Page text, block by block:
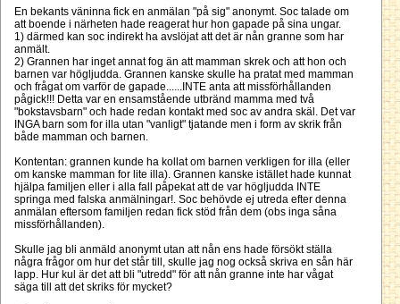
En bekants väninna fick en anmälan "på sig" anonymt. Soc talade om
att boende i närheten hade reagerat hur hon gapade på sina ungar.
1) därmed kan soc indirekt ha avslöjat att det är nån granne som har
anmält.
2) Grannen har inget annat fog än att mamman skrek och att hon och
barnen var högljudda. Grannen kanske skulle ha pratat med mamman
och frågat om varför de gapade......INTE anta att missförhållanden
pågick!!! Detta var en ensamstående utbränd mamma med två
"bokstavsbarn" och hade redan kontakt med soc av andra skäl. Det var
INGA barn som for illa utan "vanligt" tjatande men i form av skrik från
både mamman och barnen.
Kontentan: grannen kunde ha kollat om barnen verkligen for illa (eller
om kanske mamman for lite illa). Grannen kanske istället hade kunnat
hjälpa familjen eller i alla fall påpekat att de var högljudda INTE
springa med falska anmälningar!. Soc behövde ej utreda efter denna
anmälan eftersom familjen redan fick stöd från dem (obs inga såna
missförhållanden).
Skulle jag bli anmäld anonymt utan att nån ens hade försökt ställa
några frågor om hur det står till, skulle jag nog också skriva en sån här
lapp. Hur kul är det att bli "utredd" för att nån granne inte har vågat
säga till att det skriks för mycket?